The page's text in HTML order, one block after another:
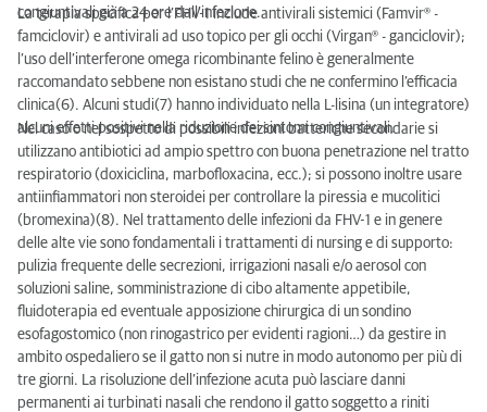
congiuntivali già a 24 ore dall’infezione.
La terapia specifica per l’FHV-1 include antivirali sistemici (Famvir® -
famciclovir) e antivirali ad uso topico per gli occhi (Virgan® - ganciclovir);
l’uso dell’interferone omega ricombinante felino è generalmente
raccomandato sebbene non esistano studi che ne confermino l’efficacia
clinica(6). Alcuni studi(7) hanno individuato nella L-lisina (un integratore)
alcuni effetti positivi nella riduzione dei sintomi congiuntivali.
Nel caso o nel sospetto di possibili infezioni batteriche secondarie si
utilizzano antibiotici ad ampio spettro con buona penetrazione nel tratto
respiratorio (doxiciclina, marbofloxacina, ecc.); si possono inoltre usare
antiinfiammatori non steroidei per controllare la piressia e mucolitici
(bromexina)(8). Nel trattamento delle infezioni da FHV-1 e in genere
delle alte vie sono fondamentali i trattamenti di nursing e di supporto:
pulizia frequente delle secrezioni, irrigazioni nasali e/o aerosol con
soluzioni saline, somministrazione di cibo altamente appetibile,
fluidoterapia ed eventuale apposizione chirurgica di un sondino
esofagostomico (non rinogastrico per evidenti ragioni…) da gestire in
ambito ospedaliero se il gatto non si nutre in modo autonomo per più di
tre giorni. La risoluzione dell’infezione acuta può lasciare danni
permanenti ai turbinati nasali che rendono il gatto soggetto a riniti